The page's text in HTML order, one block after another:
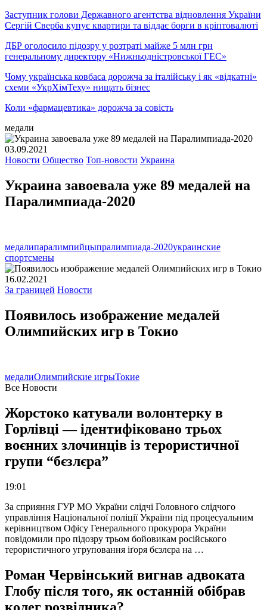
Заступник голови Державного агентства відновлення України
Сергій Сверба купує квартири та віддає борги в кріптовалюті
ДБР оголосило підозру у розтраті майже 5 млн грн
генеральному директору «Нижньодністровської ГЕС»
Чому українська ковбаса дорожча за італійську і як «відкатні»
схеми «УкрХімТеху» нищать бізнес
Коли «фармацевтика» дорожча за совість
медали
03.09.2021
Новости Общество Топ-новости Украина
Украина завоевала уже 89 медалей на
Паралимпиада-2020
медалипаралимпийцыпралимпиада-2020украинские
спортсмены
16.02.2021
За границей Новости
Появилось изображение медалей
Олимпийских игр в Токио
медалиОлимпийские игрыТокие
Все Новости
Жорстоко катували волонтерку в
Горлівці — ідентифіковано трьох
воєнних злочинців із терористичної
групи “бєзлєра”
19:01
За сприяння ГУР МО України слідчі Головного слідчого
управління Національної поліції України під процесуальним
керівництвом Офісу Генерального прокурора України
повідомили про підозру трьом бойовикам російського
терористичного угруповання іґоря бєзлєра на …
Роман Червінський вигнав адвоката
Глобу після того, як останній обібрав
колег розвідника?